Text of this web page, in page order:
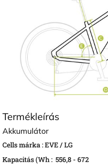
Termékleírás
Akkumulátor
Cells márka :EVE / LG
Kapacitás (Wh : 556,8 - 672